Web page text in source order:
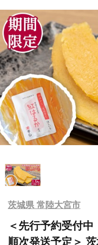
茨城県 常陸大宮市
＜先行予約受付
順次発送予定＞